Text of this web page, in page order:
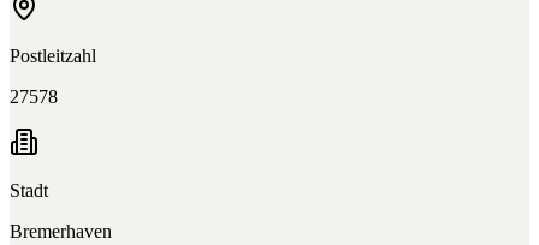
Postleitzahl
27578
Stadt
Bremerhaven